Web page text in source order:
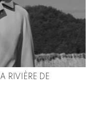
RIVIÈRE DE